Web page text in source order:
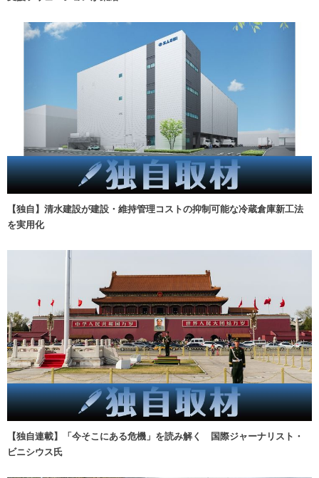
【独自】清水建設が建設・維持管理コストの抑制可能な冷蔵倉庫新工法
を実用化
【独自連載】「今そこにある危機」を読み解く 国際ジャーナリスト・
ビニシウス氏